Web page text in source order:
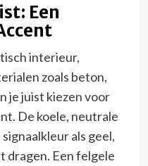
Een
interieur,
zoals beton,
je juist kiezen voor
De koele, neutrale
als geel,
dragen. Een felgele